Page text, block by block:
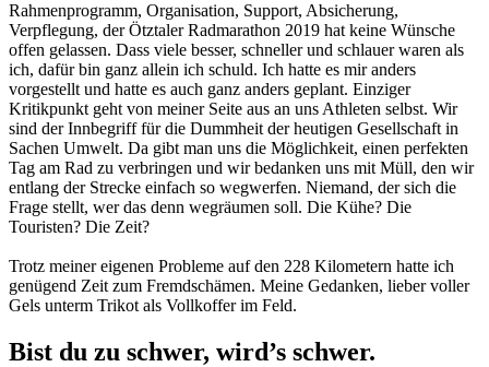
Rahmenprogramm, Organisation, Support, Absicherung,
Verpflegung, der Ötztaler Radmarathon 2019 hat keine Wünsche
offen gelassen. Dass viele besser, schneller und schlauer waren als
ich, dafür bin ganz allein ich schuld. Ich hatte es mir anders
vorgestellt und hatte es auch ganz anders geplant. Einziger
Kritikpunkt geht von meiner Seite aus an uns Athleten selbst. Wir
sind der Innbegriff für die Dummheit der heutigen Gesellschaft in
Sachen Umwelt. Da gibt man uns die Möglichkeit, einen perfekten
Tag am Rad zu verbringen und wir bedanken uns mit Müll, den wir
entlang der Strecke einfach so wegwerfen. Niemand, der sich die
Frage stellt, wer das denn wegräumen soll. Die Kühe? Die
Touristen? Die Zeit?
Trotz meiner eigenen Probleme auf den 228 Kilometern hatte ich
genügend Zeit zum Fremdschämen. Meine Gedanken, lieber voller
Gels unterm Trikot als Vollkoffer im Feld.
Bist du zu schwer, wird’s schwer.